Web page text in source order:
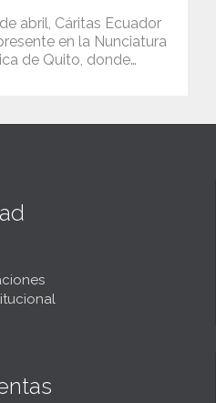
abril, Cáritas Ecuador
en la Nunciatura
de Quito, donde…